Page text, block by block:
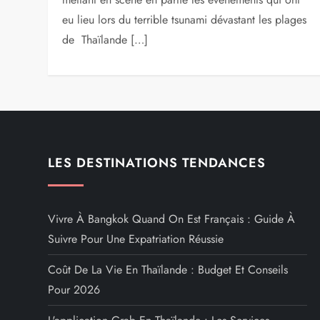
eu lieu lors du terrible tsunami dévastant les plages
de Thaïlande […]
LES DESTINATIONS TENDANCES
Vivre À Bangkok Quand On Est Français : Guide À
Suivre Pour Une Expatriation Réussie
Coût De La Vie En Thaïlande : Budget Et Conseils
Pour 2026